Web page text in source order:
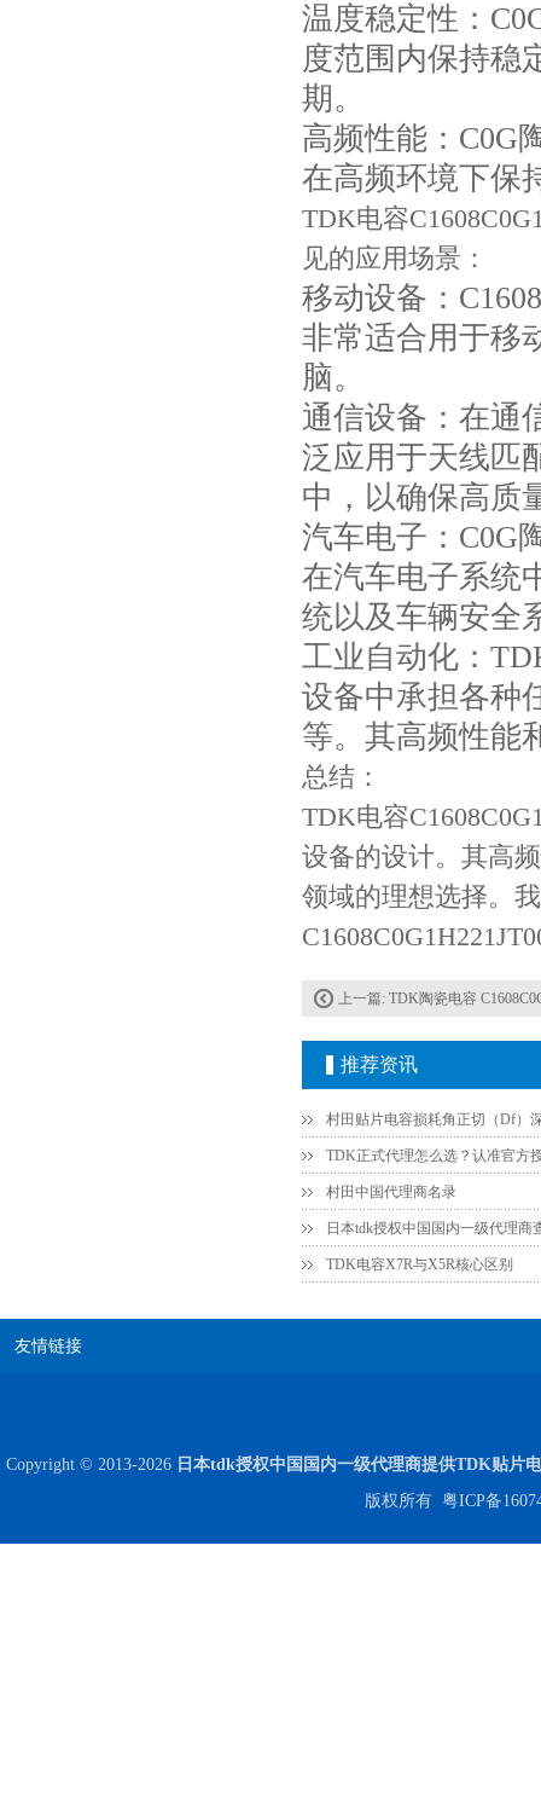
温度稳定性：
度范围内保持稳
期。
高频性能：C0G
在高频环境下保
TDK电容
见的应用场景：
移动设备：
非常适合用于移
脑。
通信设备：在通
泛应用于天线匹
中，以确保高质
汽车电子：C0G
在汽车电子系统
统以及车辆安全
工业自动化：
设备中承担各种
等。其高频性能
总结：
TDK电容
设备的设计。其高
领域的理想选择。
上一篇: TDK陶瓷电容
推荐资讯
村田中国代理商名录
日本tdk授权中国国内一级代理商
TDK电容X7R与X5R核心区别
友情链接
Copyright © 2013-2026 日本tdk授权中国国内一级代理商提供TDK贴片
版权所有 粤ICP备